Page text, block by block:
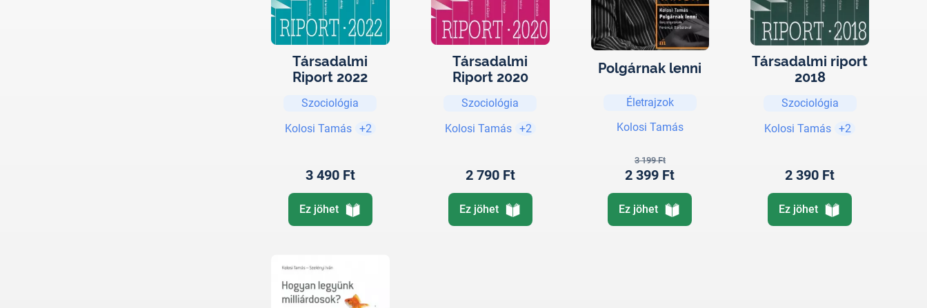
Társadalmi
Riport 2022
Szociológia
Kolosi Tamás +2
3 490 Ft
Ez jöhet
Társadalmi
Riport 2020
Szociológia
Kolosi Tamás +2
2 790 Ft
Ez jöhet
Polgárnak lenni
Életrajzok
Kolosi Tamás
3 199 Ft
2 399 Ft
Ez jöhet
Társadalmi riport
2018
Szociológia
Kolosi Tamás +2
2 390 Ft
Ez jöhet